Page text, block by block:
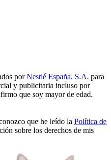
porNestlé España, S.A. para
y publicitaria incluso por
que soy mayor de edad.
que he leído la Política de
sobre los derechos de mis